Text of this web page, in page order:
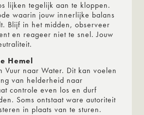
lijken tegelijk aan te kloppen.
waarin jouw innerlijke balans
Blijf in het midden, observeer
en reageer niet te snel. Jouw
Hemel
Vuur naar Water. Dit kan voelen
van helderheid naar
controle even los en durf
Soms ontstaat ware autoriteit
in plaats van te sturen.